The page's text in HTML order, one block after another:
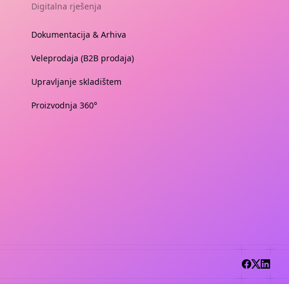
Digitalna rješenja
Dokumentacija & Arhiva
Veleprodaja (B2B prodaja)
Upravljanje skladištem
Proizvodnja 360°